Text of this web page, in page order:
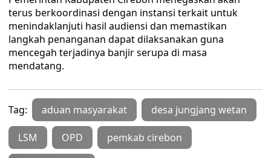
terus berkoordinasi dengan instansi terkait untuk
menindaklanjuti hasil audiensi dan memastikan
langkah penanganan dapat dilaksanakan guna
mencegah terjadinya banjir serupa di masa
mendatang.
Tag: aduan masyarakat desa jungjang wetan
LSM OPD pemkab cirebon